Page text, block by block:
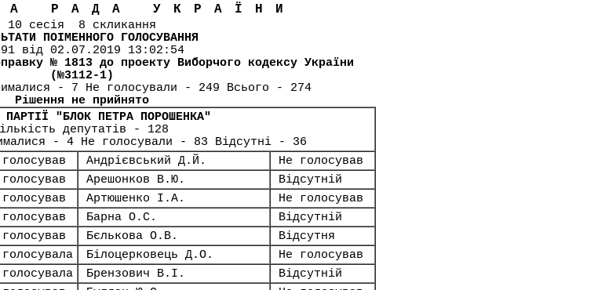
РАДА УКРАЇНИ
10 сесія 8 скликання
ПОІМЕННОГО ГОЛОСУВАННЯ
від 02.07.2019 13:02:54
№ 1813 до проекту Виборчого кодексу України
(№3112-1)
- 7 Не голосували - 249 Всього - 274
Рішення не прийнято
ПАРТІЇ "БЛОК ПЕТРА ПОРОШЕНКА"
депутатів - 128
- 4 Не голосували - 83 Відсутні - 36
Андрієвський Д.Й.
Не голосував
Арешонков В.Ю.
Відсутній
Артюшенко І.А.
Не голосував
Барна О.С.
Відсутній
Бєлькова О.В.
Відсутня
Білоцерковець Д.О.
Не голосував
Брензович В.І.
Відсутній